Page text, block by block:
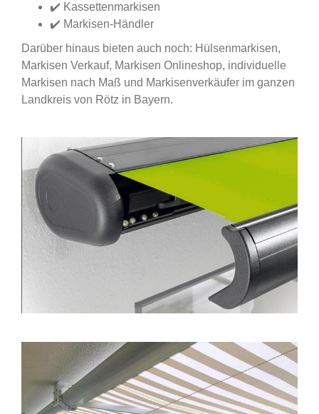
✔️ Kassettenmarkisen
✔️ Markisen-Händler
Darüber hinaus bieten auch noch: Hülsenmarkisen,
Markisen Verkauf, Markisen Onlineshop, individuelle
Markisen nach Maß und Markisenverkäufer im ganzen
Landkreis von Rötz in Bayern.